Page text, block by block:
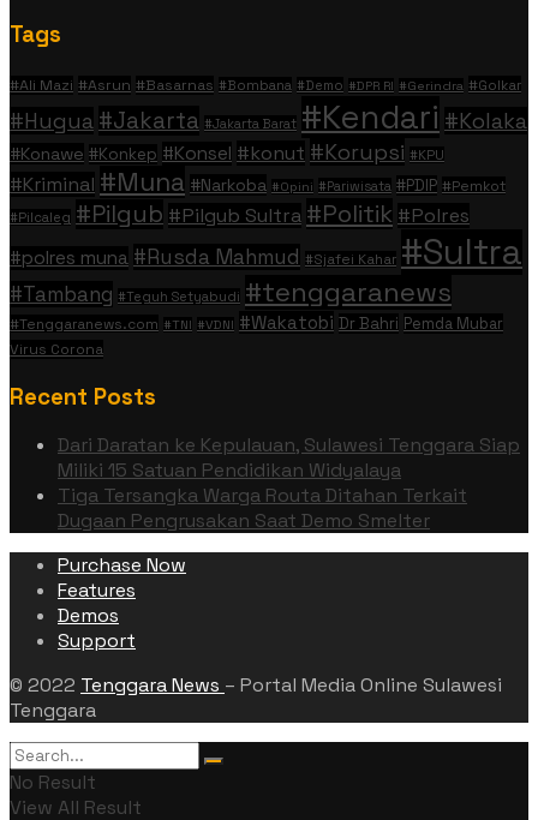
Tags
#Ali Mazi #Asrun #Basarnas #Bombana #Demo #DPR RI #Gerindra #Golkar
#Hugua #Jakarta #Jakarta Barat #Kendari #Kolaka
#Konawe #Konkep #Konsel #konut #Korupsi #KPU
#Kriminal #Muna #Narkoba #Opini #Pariwisata #PDIP #Pemkot
#Pilcaleg #Pilgub #Pilgub Sultra #Politik #Polres
#polres muna #Rusda Mahmud #Sjafei Kahar #Sultra
#Tambang #Teguh Setyabudi #tenggaranews
#Tenggaranews.com #TNI #VDNI #Wakatobi Dr Bahri Pemda Mubar
Virus Corona
Recent Posts
Dari Daratan ke Kepulauan, Sulawesi Tenggara Siap
Miliki 15 Satuan Pendidikan Widyalaya
Tiga Tersangka Warga Routa Ditahan Terkait
Dugaan Pengrusakan Saat Demo Smelter
Purchase Now
Features
Demos
Support
© 2022 Tenggara News – Portal Media Online Sulawesi
Tenggara
No Result
View All Result